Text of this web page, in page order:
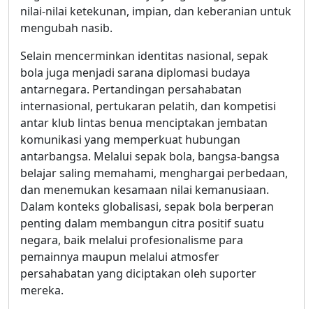
nilai-nilai ketekunan, impian, dan keberanian untuk
mengubah nasib.
Selain mencerminkan identitas nasional, sepak
bola juga menjadi sarana diplomasi budaya
antarnegara. Pertandingan persahabatan
internasional, pertukaran pelatih, dan kompetisi
antar klub lintas benua menciptakan jembatan
komunikasi yang memperkuat hubungan
antarbangsa. Melalui sepak bola, bangsa-bangsa
belajar saling memahami, menghargai perbedaan,
dan menemukan kesamaan nilai kemanusiaan.
Dalam konteks globalisasi, sepak bola berperan
penting dalam membangun citra positif suatu
negara, baik melalui profesionalisme para
pemainnya maupun melalui atmosfer
persahabatan yang diciptakan oleh suporter
mereka.